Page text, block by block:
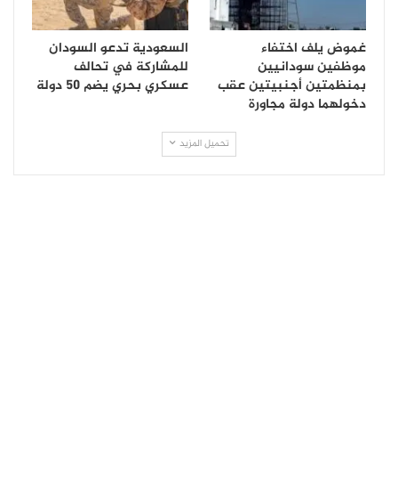
غموض يلف اختفاء
موظفين سودانيين
بمنظمتين أجنبيتين عقب
دخولهما دولة مجاورة
السعودية تدعو السودان
للمشاركة في تحالف
عسكري بحري يضم 50 دولة
تحميل المزيد